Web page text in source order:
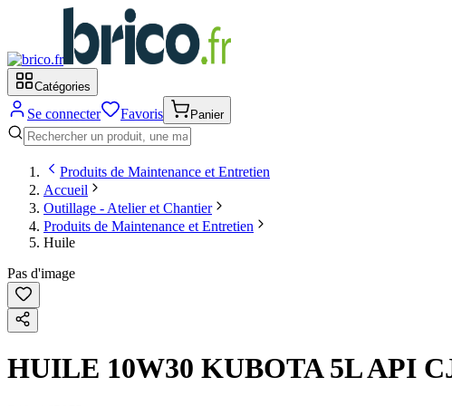
Catégories
Se connecter Favoris Panier
Produits de Maintenance et Entretien
Accueil
Outillage - Atelier et Chantier
Produits de Maintenance et Entretien
Huile
Pas d'image
HUILE 10W30 KUBOTA 5L API